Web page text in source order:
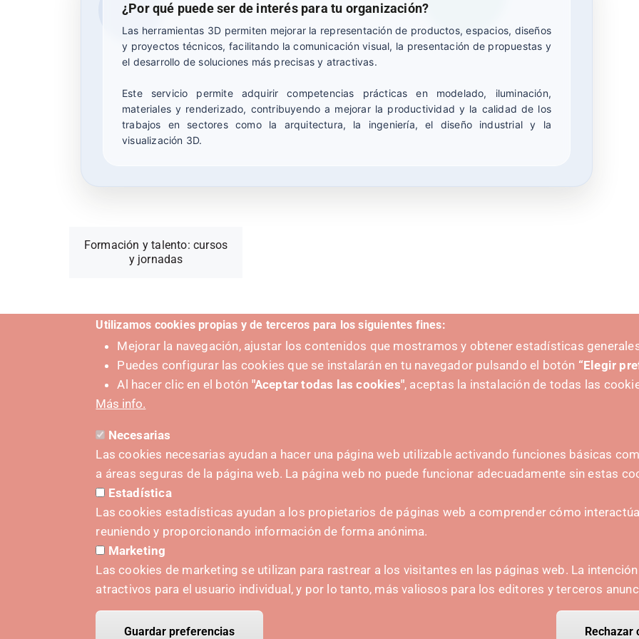
¿Por qué puede ser de interés para tu organización?
Las herramientas 3D permiten mejorar la representación de productos, espacios, diseños
y proyectos técnicos, facilitando la comunicación visual, la presentación de propuestas y
el desarrollo de soluciones más precisas y atractivas.
Este servicio permite adquirir competencias prácticas en modelado, iluminación,
materiales y renderizado, contribuyendo a mejorar la productividad y la calidad de los
trabajos en sectores como la arquitectura, la ingeniería, el diseño industrial y la
visualización 3D.
Formación y talento: cursos
y jornadas
Proveedor de este servicio
CÁMARA NAVARRA
hola@irisnavarra.com
Harremanetarako
Prentsa-kita
Utilizamos cookies propias y de terceros para los siguientes fines:
Mejorar la navegación, ajustar los contenidos que mostramos y obtener estadísticas
Puedes configurar las cookies que se instalarán en tu navegador pulsando el botón “Elegir
Al hacer clic en el botón "Aceptar todas las cookies", aceptas la instalación de todas las
Más info.
Necesarias
Las cookies necesarias ayudan a hacer una página web utilizable activando funciones básicas
a áreas seguras de la página web. La página web no puede funcionar adecuadamente sin estas
Estadística
Las cookies estadísticas ayudan a los propietarios de páginas web a comprender cómo
reuniendo y proporcionando información de forma anónima.
Marketing
Las cookies de marketing se utilizan para rastrear a los visitantes en las páginas web. La
atractivos para el usuario individual, y por lo tanto, más valiosos para los editores y terceros
Guardar preferencias Rechazar
Retirar el